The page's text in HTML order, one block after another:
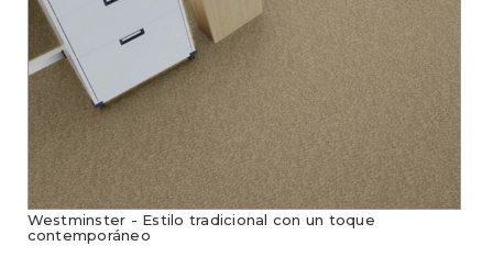
Westminster - Estilo tradicional con un toque
contemporáneo